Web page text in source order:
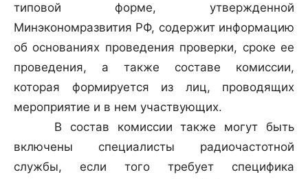
типовой форме, утвержденной
Минэкономразвития РФ, содержит информацию
об основаниях проведения проверки, сроке ее
проведения, а также составе комиссии,
которая формируется из лиц, проводящих
мероприятие и в нем участвующих.
В состав комиссии также могут быть
включены специалисты радиочастотной
службы, если того требует специфика